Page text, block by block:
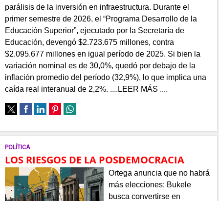
parálisis de la inversión en infraestructura. Durante el
primer semestre de 2026, el “Programa Desarrollo de la
Educación Superior”, ejecutado por la Secretaría de
Educación, devengó $2.723.675 millones, contra
$2.095.677 millones en igual período de 2025. Si bien la
variación nominal es de 30,0%, quedó por debajo de la
inflación promedio del período (32,9%), lo que implica una
caída real interanual de 2,2%. ....LEER MÁS ....
POLÍTICA
LOS RIESGOS DE LA POSDEMOCRACIA
Ortega anuncia que no habrá
más elecciones; Bukele
busca convertirse en